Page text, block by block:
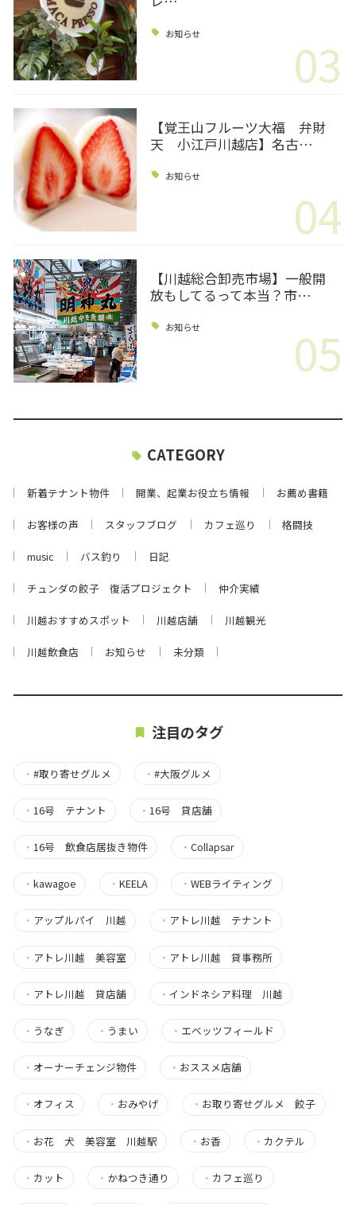
お知らせ 03
【覚王山フルーツ大福 弁財
天 小江戸川越店】名古…
お知らせ
04
【川越総合卸売市場】一般開
放もしてるって本当？市…
お知らせ 05
CATEGORY
新着テナント物件 開業、起業お役立ち情報 お薦め書籍
お客様の声 スタッフブログ カフェ巡り 格闘技
music バス釣り 日記
チュンダの餃子 復活プロジェクト 仲介実績
川越おすすめスポット 川越店舗 川越観光
川越飲食店 お知らせ 未分類
注目のタグ
・ #取り寄せグルメ ・#大阪グルメ
・ 16号 テナント ・16号 貸店舗
・ 16号 飲食店居抜き物件 ・Collapsar
・ kawagoe ・KEELA ・WEBライティング
・ アップルパイ 川越 ・ アトレ川越 テナント
・ アトレ川越 美容室 ・ アトレ川越 貸事務所
・ アトレ川越 貸店舗 ・ インドネシア料理 川越
・ うなぎ ・ うまい ・ エベッツフィールド
・ オーナーチェンジ物件 ・ おススメ店舗
・ オフィス ・ おみやげ ・ お取り寄せグルメ 餃子
・ お花 犬 美容室 川越駅 ・ お香 ・ カクテル
・ カット ・ かねつき通り ・ カフェ巡り